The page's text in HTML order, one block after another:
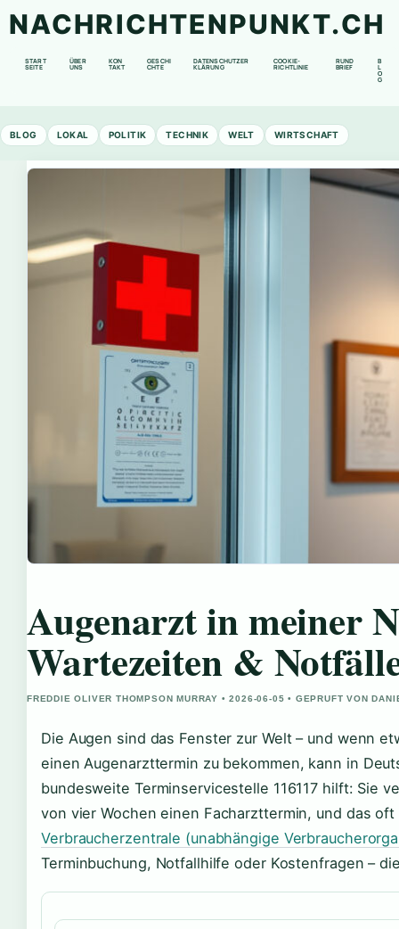
NACHRICHTENPUNKT.CH
START
SEITE
ÜBER
UNS
KON
TAKT
GESCHI
CHTE
DATENSCHUTZER
KLÄRUNG
COOKIE-
RICHTLINIE
RUND
BRIEF
B
L
O
G
BLOG LOKAL POLITIK TECHNIK WELT WIRTSCHAFT
Augenarzt in meiner
Wartezeiten &
FREDDIE OLIVER THOMPSON MURRAY • 2026-06-05 • GEPRUFT VON
Die Augen sind das Fenster zur Welt – und wenn
einen Augenarzttermin zu bekommen, kann in
bundesweite Terminservicestelle 116117 hilft: Sie
von vier Wochen einen Facharzttermin, und das
Verbraucherzentrale (unabhängige
Terminbuchung, Notfallhilfe oder Kostenfragen –